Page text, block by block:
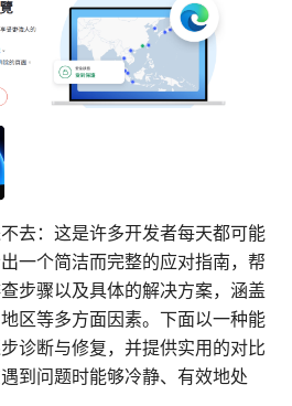
去：这是许多开发者每天都可能
一个简洁而完整的应对指南，帮
步骤以及具体的解决方案，涵盖
区等多方面因素。下面以一种能
诊断与修复，并提供实用的对比
到问题时能够冷静、有效地处